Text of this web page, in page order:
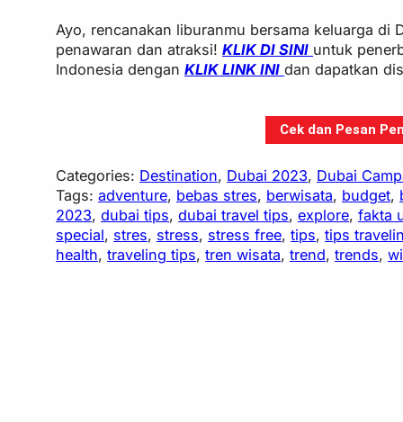
Ayo, rencanakan liburanmu bersama keluarga di
penawaran dan atraksi!KLIK DI SINI untuk
Indonesia denganKLIK LINK INI dan dapatkan
Cek dan Pesan
Categories: Destination, Dubai 2023, Dubai
Tags:adventure, bebas stres, berwisata, budget,
2023, dubai tips, dubai travel tips, explore, fakta
special, stres, stress, stress free, tips, tips
health, traveling tips, tren wisata, trend, trends,